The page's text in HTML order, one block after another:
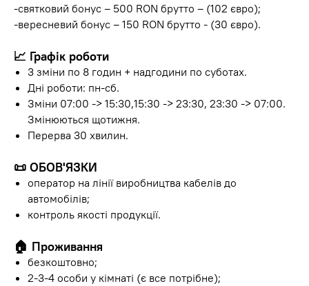
-святковий бонус – 500 RON брутто – (102 євро);
-вересневий бонус – 150 RON брутто - (30 євро).
📈 Графік роботи
3 зміни по 8 годин + надгодини по суботах.
Дні роботи: пн-сб.
Зміни 07:00 -> 15:30,15:30 -> 23:30, 23:30 -> 07:00.
Змінюються щотижня.
Перерва 30 хвилин.
📜 ОБОВ'ЯЗКИ
оператор на лінії виробництва кабелів до
автомобілів;
контроль якості продукції.
🏠 Проживання
безкоштовно;
2-3-4 особи у кімнаті (є все потрібне);